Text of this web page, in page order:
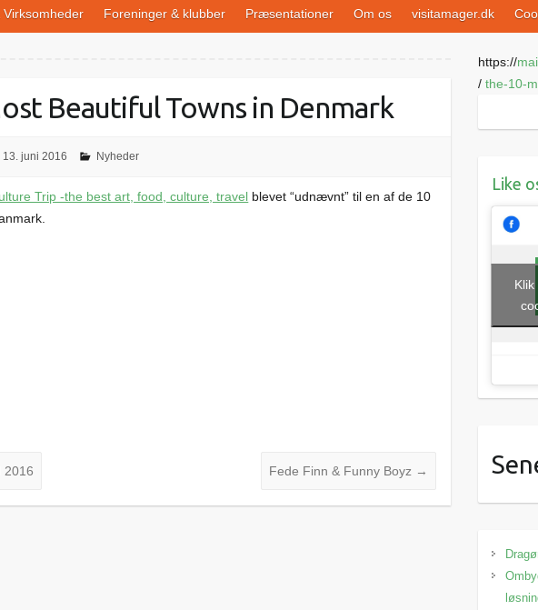
Virksomheder Foreninger & klubber Præsentationer Om os visitamager.dk
Beautiful Towns in Denmark
13. juni 2016 Nyheder
Trip -the best art, food, culture, travel blevet “udnævnt” til en af de 10
2016 Fede Finn & Funny Boyz →
https://
/ the-10-
Like